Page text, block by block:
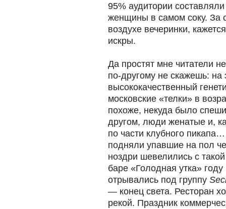
95% аудитории
женщины в самом соку. За
воздухе вечеринки,
искры.
Да простят мне читатели
по-другому не скажешь: на
высококачественный
московские «телки» в
похоже, некуда было
другом, люди женатые и,
по части клубного
подняли упавшие на пол
ноздри шевелились с
баре «Голодная утка»
отрывались под группу
— конец света. Ресторан
рекой. Праздник